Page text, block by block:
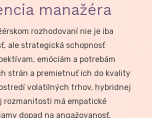
manažéra
rozhodovaní nie je iba
ale strategická schopnosť
emóciám a potrebám
strán a premietnuť ich do kvality
volatilných trhov, hybridnej
rozmanitosti má empatické
dopad na angažovanosť,